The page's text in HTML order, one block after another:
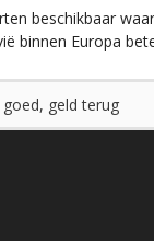
beschikbaar
binnen Europa
geld terug